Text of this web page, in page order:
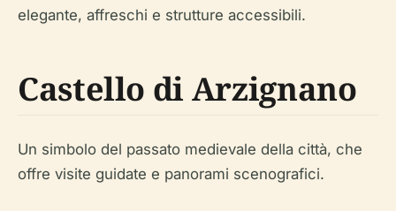
elegante, affreschi e strutture accessibili.
Castello di Arzignano
Un simbolo del passato medievale della città, che
offre visite guidate e panorami scenografici.